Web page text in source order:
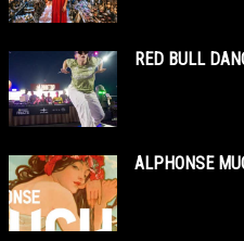
RED BULL
ALPHONSE